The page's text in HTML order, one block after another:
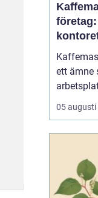
för
ett ämne
sig för
trivsel
05 augusti